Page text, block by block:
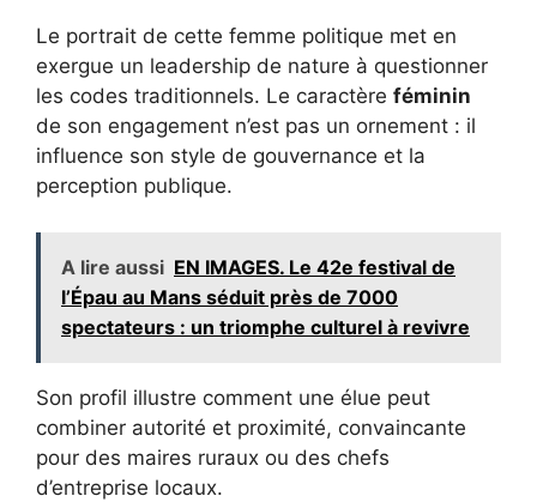
Le portrait de cette femme politique met en
exergue un leadership de nature à questionner
les codes traditionnels. Le caractère féminin
de son engagement n’est pas un ornement : il
influence son style de gouvernance et la
perception publique.
A lire aussi EN IMAGES. Le 42e festival de
l’Épau au Mans séduit près de 7000
spectateurs : un triomphe culturel à revivre
Son profil illustre comment une élue peut
combiner autorité et proximité, convaincante
pour des maires ruraux ou des chefs
d’entreprise locaux.